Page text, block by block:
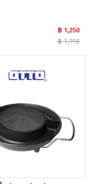
฿ 1,250
฿ 1,990